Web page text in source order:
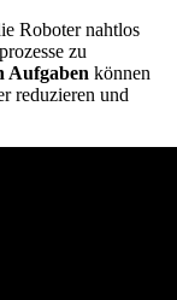
Roboter nahtlos
zu
Aufgaben können
reduzieren und